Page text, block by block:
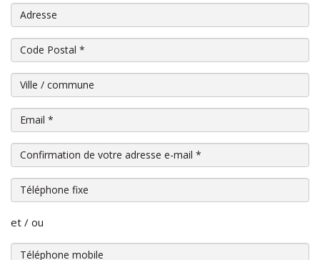
Adresse
Code Postal*
Ville / commune
Email*
Confirmation de votre adresse e-mail*
Téléphone fixe
et / ou
Téléphone mobile